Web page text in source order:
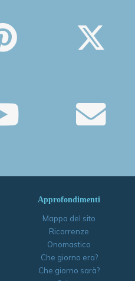
Approfondimenti
Mappa del sito
Ricorrenze
Onomastico
Che giorno era?
Che giorno sarà?